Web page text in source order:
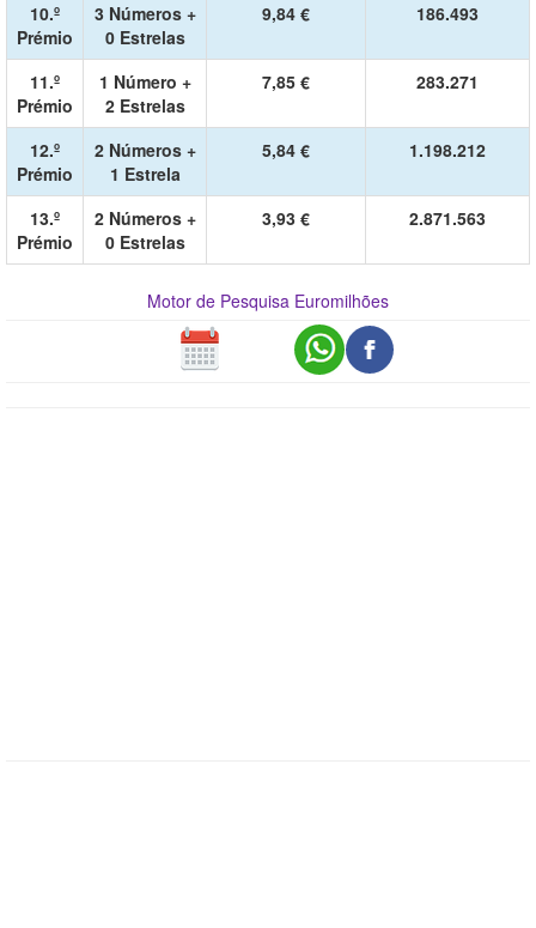
10.º
Prémio
3 Números +
0 Estrelas
9,84 € 186.493
11.º
Prémio
1 Número +
2 Estrelas
7,85 € 283.271
12.º
Prémio
2 Números +
1 Estrela
5,84 € 1.198.212
13.º
Prémio
2 Números +
0 Estrelas
3,93 € 2.871.563
Motor de Pesquisa Euromilhões